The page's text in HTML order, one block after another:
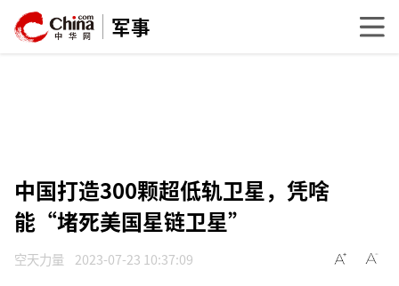
军事
中国打造300颗超低轨卫星，凭啥
能“堵死美国星链卫星”
空天力量 2023-07-23 10:37:09